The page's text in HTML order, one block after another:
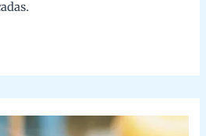
qué es y como se
originó